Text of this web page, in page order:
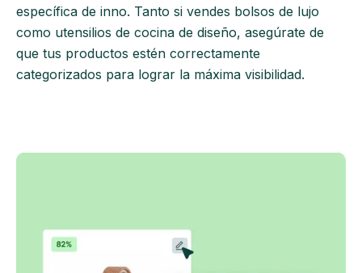
específica de inno. Tanto si vendes bolsos de lujo
como utensilios de cocina de diseño, asegúrate de
que tus productos estén correctamente
categorizados para lograr la máxima visibilidad.